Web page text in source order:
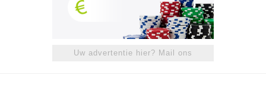
Uw advertentie hier? Mail ons